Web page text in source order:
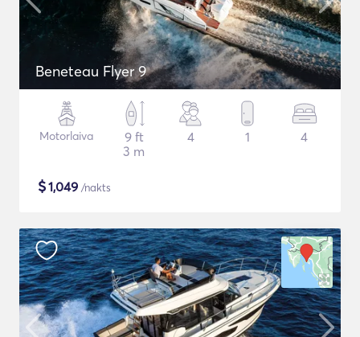
Beneteau Flyer 9
Motorlaiva
9 ft
3 m
4 1 4
$1,049 /nakts